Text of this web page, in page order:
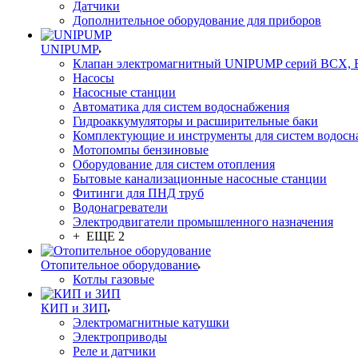
Датчики
Дополнительное оборудование для приборов
UNIPUMP
Клапан электромагнитный UNIPUMP серий BCX,
Насосы
Насосные станции
Автоматика для систем водоснабжения
Гидроаккумуляторы и расширительные баки
Комплектующие и инструменты для систем
Мотопомпы бензиновые
Оборудование для систем отопления
Бытовые канализационные насосные станции
Фитинги для ПНД труб
Водонагреватели
Электродвигатели промышленного назначения
+ ЕЩЕ 2
Отопительное оборудование
Котлы газовые
КИП и ЗИП
Электромагнитные катушки
Электроприводы
Реле и датчики